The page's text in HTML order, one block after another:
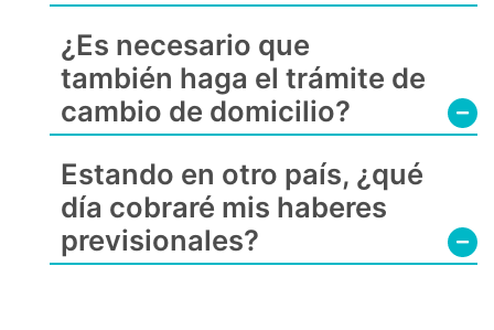
¿Es necesario que
también haga el trámite de
cambio de domicilio?
Estando en otro país, ¿qué
día cobraré mis haberes
previsionales?